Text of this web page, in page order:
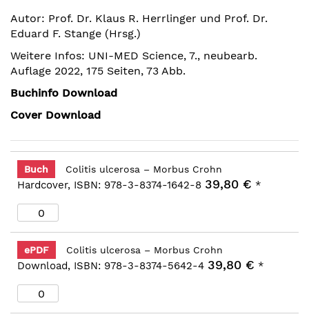
Bildergalerie
springen
Autor: Prof. Dr. Klaus R. Herrlinger und Prof. Dr.
Eduard F. Stange (Hrsg.)
Weitere Infos: UNI-MED Science, 7., neubearb.
Auflage 2022, 175 Seiten, 73 Abb.
Buchinfo Download
Cover Download
Buch Colitis ulcerosa – Morbus Crohn
Hardcover, ISBN: 978-3-8374-1642-8 39,80 € *
ePDF Colitis ulcerosa – Morbus Crohn
Download, ISBN: 978-3-8374-5642-4 39,80 € *